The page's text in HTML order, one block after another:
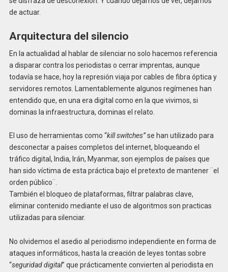
de actuar.
Arquitectura del silencio
En la actualidad al hablar de silenciar no solo hacemos referencia
a disparar contra los periodistas o cerrar imprentas, aunque
todavía se hace, hoy la represión viaja por cables de fibra óptica y
servidores remotos. Lamentablemente algunos regímenes han
entendido que, en una era digital como en la que vivimos, si
dominas la infraestructura, dominas el relato.
El uso de herramientas como “kill switches”se han utilizado para
desconectar a países completos del internet, bloqueando el
tráfico digital, India, Irán, Myanmar, son ejemplos de países que
han sido víctima de esta práctica bajo el pretexto de mantener ¨el
orden público¨.
También el bloqueo de plataformas, filtrar palabras clave,
eliminar contenido mediante el uso de algoritmos son practicas
utilizadas para silenciar.
No olvidemos el asedio al periodismo independiente en forma de
ataques informáticos, hasta la creación de leyes tontas sobre
“seguridad digital” que prácticamente convierten al periodista en